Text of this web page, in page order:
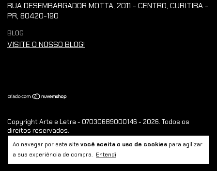
Ao navegar por este site você aceita o uso de cookies para agilizar
a sua experiência de compra. Entendi
RUA DESEMBARGADOR MOTTA, 2011 - CENTRO, CURITIBA -
PR, 80420-190
BLOG
VISITE O NOSSO BLOG!
Copyright Arte e Letra - 07030689000146 - 2026. Todos os
direitos reservados.